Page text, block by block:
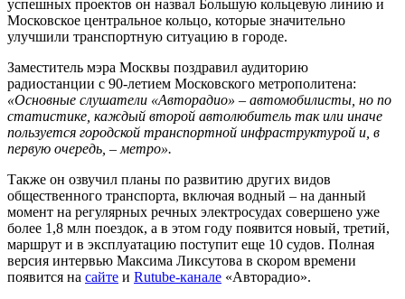
успешных проектов он назвал Большую кольцевую линию и
Московское центральное кольцо, которые значительно
улучшили транспортную ситуацию в городе.
Заместитель мэра Москвы поздравил аудиторию
радиостанции с 90-летием Московского метрополитена:
«Основные слушатели «Авторадио» – автомобилисты, но по
статистике, каждый второй автолюбитель так или иначе
пользуется городской транспортной инфраструктурой и, в
первую очередь, – метро».
Также он озвучил планы по развитию других видов
общественного транспорта, включая водный – на данный
момент на регулярных речных электросудах совершено уже
более 1,8 млн поездок, а в этом году появится новый, третий,
маршрут и в эксплуатацию поступит еще 10 судов. Полная
версия интервью Максима Ликсутова в скором времени
появится на сайте и Rutube-канале «Авторадио».